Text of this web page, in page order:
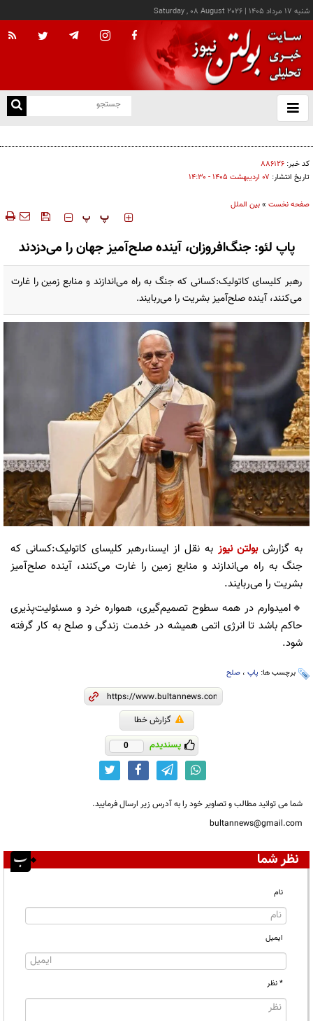
شنبه ۱۷ مرداد ۱۴۰۵ |
Saturday , 08 August 2026
باز
و
کد خبر: ۸۸۶۱۲۶
تاریخ انتشار: ۰۷ ارديبهشت ۱۴۰۵ - ۱۴:۳۰
صفحه نخست »بین الملل
‍‍‍ پ پ
پاپ لئو: جنگ‌افروزان، آینده صلح‌آمیز جهان را می‌دزدند
رهبر کلیسای کاتولیک:کسانی که جنگ به راه می‌اندازند و منابع زمین را غارت
می‌کنند، آینده صلح‌آمیز بشریت را می‌ربایند.
به گزارشبولتن نیوز به نقل از ایسنا،رهبر کلیسای کاتولیک:کسانی که
جنگ به راه می‌اندازند و منابع زمین را غارت می‌کنند، آینده صلح‌آمیز
بشریت را می‌ربایند.
🔹️امیدوارم در همه سطوح تصمیم‌گیری، همواره خرد و مسئولیت‌پذیری
حاکم باشد تا انرژی اتمی همیشه در خدمت زندگی و صلح به کار گرفته
شود.
برچسب ها: پاپ ، صلح
گزارش خطا
پسندیدم 0
شما می توانید مطالب و تصاویر خود را به آدرس زیر ارسال فرمایید.
bultannews@gmail.com
نظر شما
نام
ایمیل
* نظر